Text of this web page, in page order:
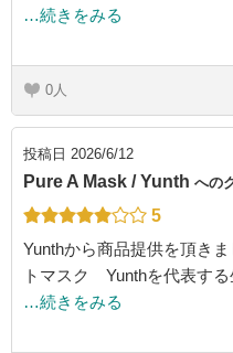
…続きをみる
0
投稿日 2026/6/12
Pure A Mask / Yunth への
5
Yunthから商品提供を頂き
トマスク Yunthを代表す
…続きをみる